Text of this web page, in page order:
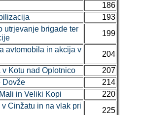
186
193
utrjevanje brigade ter
199
avtomobila in akcija v
204
Kotu nad Oplotnico
207
Dovže
214
in Veliki Kopi
220
Cinžatu in na vlak pri
225